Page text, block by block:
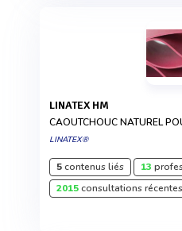
LINATEX HM
CAOUTCHOUC NATUREL
LINATEX®
5contenus liés 13
2015consultations récentes